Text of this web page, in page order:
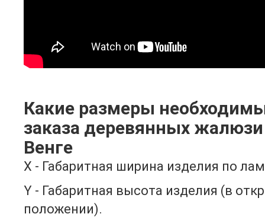
Какие размеры
заказа деревянных жалюзи
Венге
Х - Габаритная ширина изделия по
Y - Габаритная высота изделия (в
положении).